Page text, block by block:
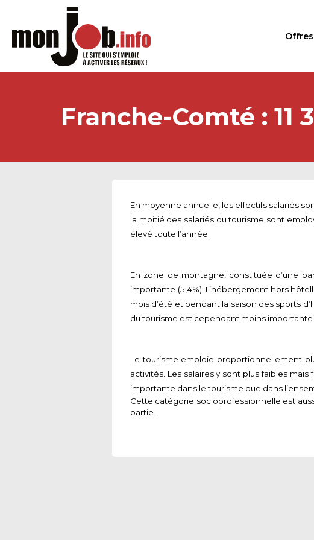
Franche-Comté :
En moyenne annuelle, les effectifs salariés
la moitié des salariés du tourisme sont
élevé toute l’année.
En zone de montagne, constituée d’une
importante (5,4%). L’hébergement hors
mois d’été et pendant la saison des sports
du tourisme est cependant moins importante
Le tourisme emploie proportionnellement
activités. Les salaires y sont plus faibles
importante dans le tourisme que dans
Cette catégorie socioprofessionnelle est
partie.